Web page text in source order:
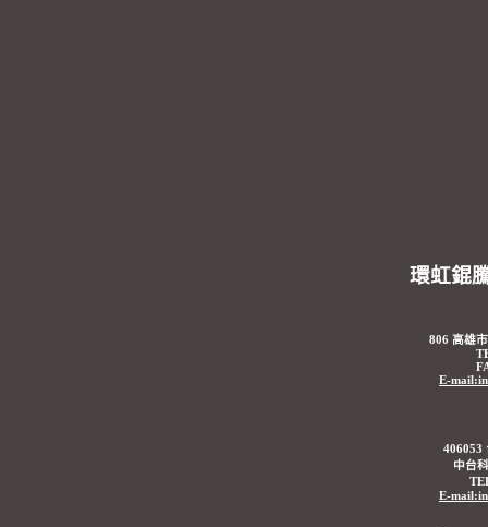
環虹錕
806 高雄
E-
406053
中台
E-